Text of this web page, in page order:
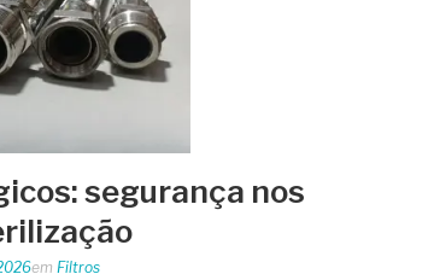
segurança nos
em Filtros